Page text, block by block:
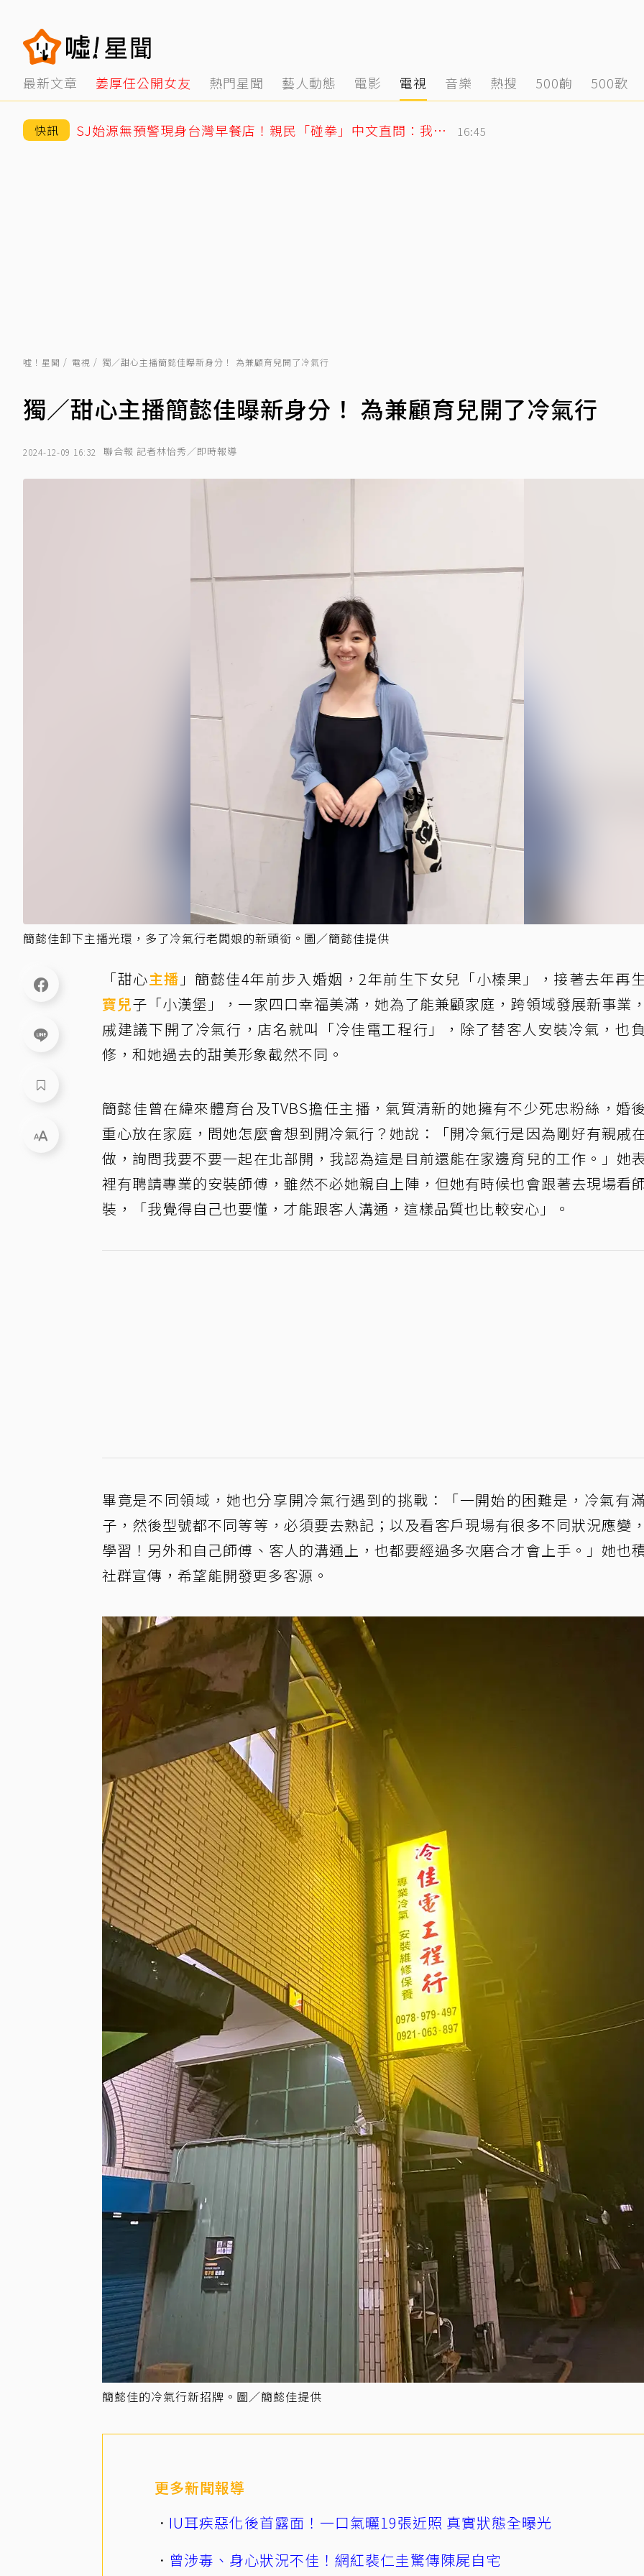
最新文章 姜厚任公開女友 熱門星聞 藝人動態 電影 電視 音樂 熱搜 500齣 500歌
快訊 SJ始源無預警現身台灣早餐店！親民「碰拳」中文直問：我停車可以嗎？ 16:45
噓！星聞 電視 獨／甜心主播簡懿佳曝新身分！ 為兼顧育兒開了冷氣行
獨／甜心主播簡懿佳曝新身分！ 為兼顧育兒開了冷氣行
2024-12-09 16:32 聯合報 記者林怡秀／即時報導
簡懿佳卸下主播光環，多了冷氣行老闆娘的新頭銜。圖／簡懿佳提供
「甜心主播 」簡懿佳4年前步入婚姻，2年前生下女兒「小榛果」，接著去年再
寶兒子「小漢堡」，一家四口幸福美滿，她為了能兼顧家庭，跨領域發展新事業
戚建議下開了冷氣行，店名就叫「冷佳電工程行」，除了替客人安裝冷氣，也
修，和她過去的甜美形象截然不同。
簡懿佳曾在緯來體育台及TVBS擔任主播，氣質清新的她擁有不少死忠粉絲，婚
重心放在家庭，問她怎麼會想到開冷氣行？她說：「開冷氣行是因為剛好有親戚
做，詢問我要不要一起在北部開，我認為這是目前還能在家邊育兒的工作。」她
裡有聘請專業的安裝師傅，雖然不必她親自上陣，但她有時候也會跟著去現場看
裝，「我覺得自己也要懂，才能跟客人溝通，這樣品質也比較安心」。
畢竟是不同領域，她也分享開冷氣行遇到的挑戰：「一開始的困難是，冷氣有
子，然後型號都不同等等，必須要去熟記；以及看客戶現場有很多不同狀況應變
學習！另外和自己師傅、客人的溝通上，也都要經過多次磨合才會上手。」她也
社群宣傳，希望能開發更多客源。
簡懿佳的冷氣行新招牌。圖／簡懿佳提供
更多新聞報導
IU耳疾惡化後首露面！一口氣曬19張近照 真實狀態全曝光
曾涉毒、身心狀況不佳！網紅裴仁圭驚傳陳屍自宅